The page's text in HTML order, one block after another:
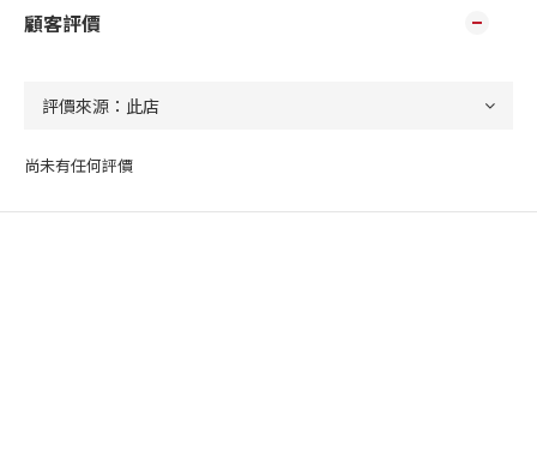
顧客評價
尚未有任何評價